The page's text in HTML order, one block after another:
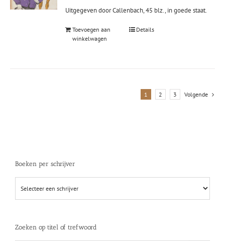
Uitgegeven door Callenbach, 45 blz., in goede staat.
Toevoegen aan
winkelwagen
Details
1 2 3 Volgende
Boeken per schrijver
Zoeken op titel of trefwoord